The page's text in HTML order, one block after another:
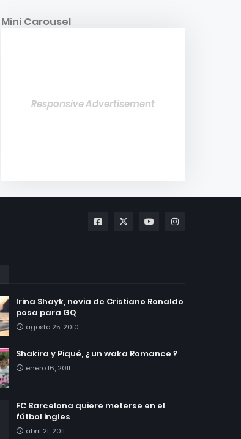
Mini Carousel
Responsive Advertisement
Irina Shayk, novia de Cristiano Ronaldo
posa para GQ
agosto 25, 2010
Shakira y Piqué, ¿ un waka Romance ?
enero 16, 2011
FC Barcelona quiere meterse en el
fútbol ingles
abril 21, 2011